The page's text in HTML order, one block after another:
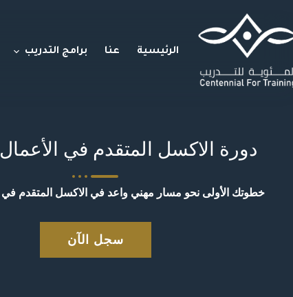
الرئيسية عنا برامج التدريب
دورة الاكسل المتقدم في الأعمال
خطوتك الأولى نحو مسار مهني واعد في الاكسل المتقدم في
سجل الآن